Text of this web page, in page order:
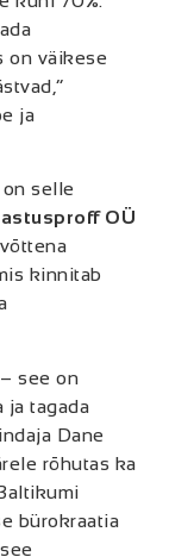
on väikese
ja
selle
OÜ
kinnitab
see on
ja tagada
Dane
rõhutas ka
bürokraatia